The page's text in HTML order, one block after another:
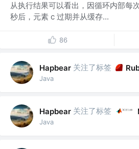
从执行结果可以看出，因循环内部每
秒后，元素 c 过期并从缓存...
86
Hapbear 关注了标签
Java
Hapbear 关注了标签
Java